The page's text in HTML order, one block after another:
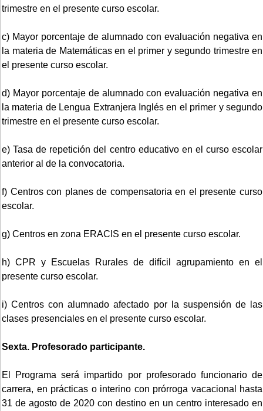
trimestre en el presente curso escolar.
c) Mayor porcentaje de alumnado con evaluación negativa en
la materia de Matemáticas en el primer y segundo trimestre en
el presente curso escolar.
d) Mayor porcentaje de alumnado con evaluación negativa en
la materia de Lengua Extranjera Inglés en el primer y segundo
trimestre en el presente curso escolar.
e) Tasa de repetición del centro educativo en el curso escolar
anterior al de la convocatoria.
f) Centros con planes de compensatoria en el presente curso
escolar.
g) Centros en zona ERACIS en el presente curso escolar.
h) CPR y Escuelas Rurales de difícil agrupamiento en el
presente curso escolar.
i) Centros con alumnado afectado por la suspensión de las
clases presenciales en el presente curso escolar.
Sexta. Profesorado participante.
El Programa será impartido por profesorado funcionario de
carrera, en prácticas o interino con prórroga vacacional hasta
31 de agosto de 2020 con destino en un centro interesado en